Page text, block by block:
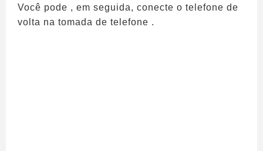
Você pode , em seguida, conecte o telefone de
volta na tomada de telefone .